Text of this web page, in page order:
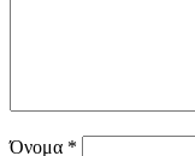
Όνομα *